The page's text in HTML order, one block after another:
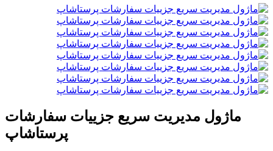
ماژول مدیریت سریع جزییات سفارشات
پرستاشاپ